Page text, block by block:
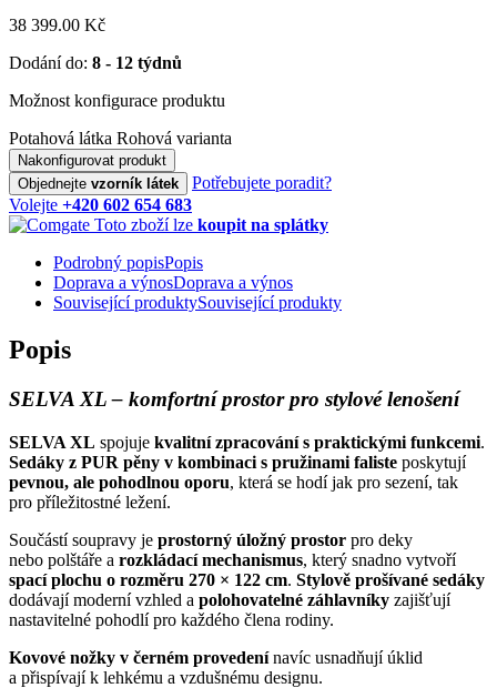
38 399.00 Kč
Dodání do: 8 - 12 týdnů
Možnost konfigurace produktu
Potahová látka Rohová varianta
Nakonfigurovat produkt
Objednejte vzorník látek
Potřebujete poradit?
Volejte +420 602 654 683
Toto zboží lze koupit na splátky
Podrobný popisPopis
Doprava a výnosDoprava a výnos
Související produktySouvisející produkty
Popis
SELVA XL – komfortní prostor pro stylové lenošení
SELVA XL spojuje kvalitní zpracování s praktickými funkcemi.
Sedáky z PUR pěny v kombinaci s pružinami faliste poskytují
pevnou, ale pohodlnou oporu, která se hodí jak pro sezení, tak
pro příležitostné ležení.
Součástí soupravy je prostorný úložný prostor pro deky
nebo polštáře a rozkládací mechanismus, který snadno vytvoří
spací plochu o rozměru 270 × 122 cm. Stylově prošívané sedáky
dodávají moderní vzhled a polohovatelné záhlavníky zajišťují
nastavitelné pohodlí pro každého člena rodiny.
Kovové nožky v černém provedenínavíc usnadňují úklid
a přispívají k lehkému a vzdušnému designu.